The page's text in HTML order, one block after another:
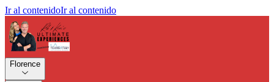
Ir al contenidoIr al contenido
Florence